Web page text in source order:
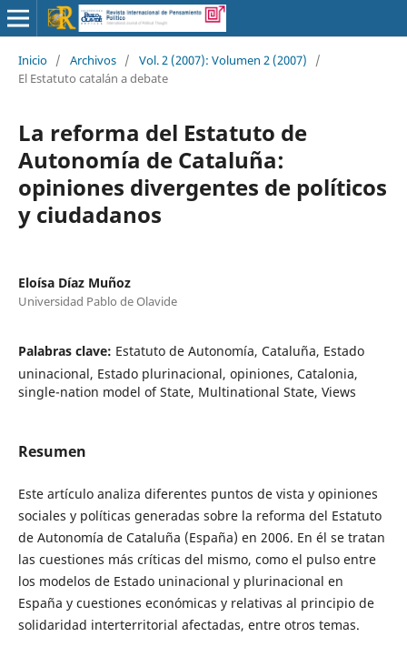
Inicio / Archivos / Vol. 2 (2007): Volumen 2 (2007)
/
El Estatuto catalán a debate
La reforma del Estatuto de
Autonomía de Cataluña:
opiniones divergentes de políticos
y ciudadanos
Eloísa Díaz Muñoz
Universidad Pablo de Olavide
Palabras clave: Estatuto de Autonomía, Cataluña, Estado
uninacional, Estado plurinacional, opiniones, Catalonia,
single-nation model of State, Multinational State, Views
Resumen
Este artículo analiza diferentes puntos de vista y opiniones
sociales y políticas generadas sobre la reforma del Estatuto
de Autonomía de Cataluña (España) en 2006. En él se tratan
las cuestiones más críticas del mismo, como el pulso entre
los modelos de Estado uninacional y plurinacional en
España y cuestiones económicas y relativas al principio de
solidaridad interterritorial afectadas, entre otros temas.